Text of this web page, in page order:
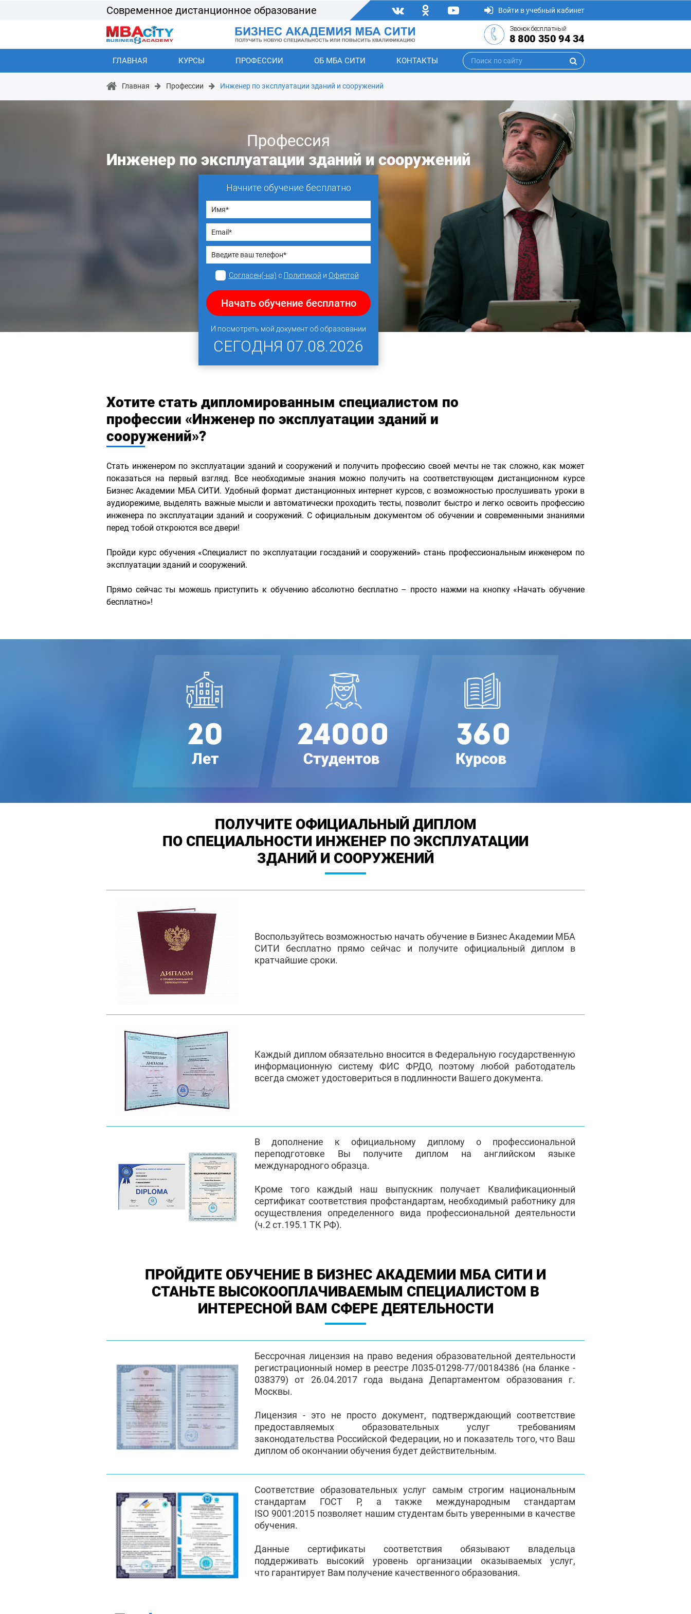
Современное дистанционное образование Войти в учебный кабинет
Звонок бесплатный
8 800 350 94 34
ГЛАВНАЯ КУРСЫ ПРОФЕССИИ ОБ МБА СИТИ КОНТАКТЫ
Главная Профессии Инженер по эксплуатации зданий и сооружений
Профессия
Инженер по эксплуатации зданий и сооружений
Начните обучение бесплатно
Согласен(-на) с Политикой и Офертой
Начать обучение бесплатно
И посмотреть мой документ об образовании
СЕГОДНЯ 07.08.2026
Хотите стать дипломированным специалистом по
профессии «Инженер по эксплуатации зданий и
сооружений»?
Стать инженером по эксплуатации зданий и сооружений и получить профессию своей мечты не так сложно, как может
показаться на первый взгляд. Все необходимые знания можно получить на соответствующем дистанционном курсе
Бизнес Академии МБА СИТИ. Удобный формат дистанционных интернет курсов, с возможностью прослушивать уроки в
аудиорежиме, выделять важные мысли и автоматически проходить тесты, позволит быстро и легко освоить профессию
инженера по эксплуатации зданий и сооружений. С официальным документом об обучении и современными знаниями
перед тобой откроются все двери!
Пройди курс обучения «Специалист по эксплуатации госзданий и сооружений» стань профессиональным инженером по
эксплуатации зданий и сооружений.
Прямо сейчас ты можешь приступить к обучению абсолютно бесплатно – просто нажми на кнопку «Начать обучение
бесплатно»!
ПОЛУЧИТЕ ОФИЦИАЛЬНЫЙ ДИПЛОМ
ПО СПЕЦИАЛЬНОСТИ ИНЖЕНЕР ПО ЭКСПЛУАТАЦИИ
ЗДАНИЙ И СООРУЖЕНИЙ
Воспользуйтесь возможностью начать обучение в Бизнес Академии МБА
СИТИ бесплатно прямо сейчас и получите официальный диплом в
кратчайшие сроки.
Каждый диплом обязательно вносится в Федеральную государственную
информационную систему ФИС ФРДО, поэтому любой работодатель
всегда сможет удостовериться в подлинности Вашего документа.
В дополнение к официальному диплому о профессиональной
переподготовке Вы получите диплом на английском языке
международного образца.
Кроме того каждый наш выпускник получает Квалификационный
сертификат соответствия профстандартам, необходимый работнику для
осуществления определенного вида профессиональной деятельности
(ч.2 ст.195.1 ТК РФ).
ПРОЙДИТЕ ОБУЧЕНИЕ В БИЗНЕС АКАДЕМИИ МБА СИТИ И
СТАНЬТЕ ВЫСОКООПЛАЧИВАЕМЫМ СПЕЦИАЛИСТОМ В
ИНТЕРЕСНОЙ ВАМ СФЕРЕ ДЕЯТЕЛЬНОСТИ
Бессрочная лицензия на право ведения образовательной деятельности
регистрационный номер в реестре Л035-01298-77/00184386 (на бланке -
038379) от 26.04.2017 года выдана Департаментом образования г.
Москвы.
Лицензия - это не просто документ, подтверждающий соответствие
предоставляемых образовательных услуг требованиям
законодательства Российской Федерации, но и показатель того, что Ваш
диплом об окончании обучения будет действительным.
Соответствие образовательных услуг самым строгим национальным
стандартам ГОСТ Р, а также международным стандартам
ISO 9001:2015 позволяет нашим студентам быть уверенными в качестве
обучения.
Данные сертификаты соответствия обязывают владельца
поддерживать высокий уровень организации оказываемых услуг,
что гарантирует Вам получение качественного образования.